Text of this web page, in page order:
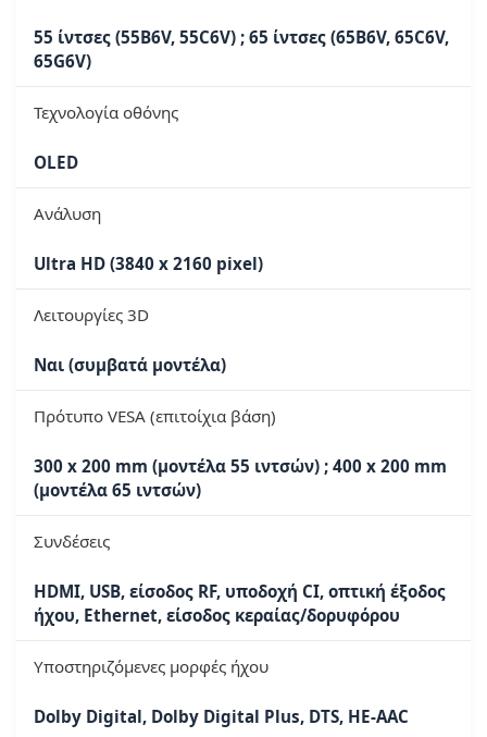
55 ίντσες (55B6V, 55C6V) ; 65 ίντσες (65B6V, 65C6V,
65G6V)
Τεχνολογία οθόνης
OLED
Ανάλυση
Ultra HD (3840 x 2160 pixel)
Λειτουργίες 3D
Ναι (συμβατά μοντέλα)
Πρότυπο VESA (επιτοίχια βάση)
300 x 200 mm (μοντέλα 55 ιντσών) ; 400 x 200 mm
(μοντέλα 65 ιντσών)
Συνδέσεις
HDMI, USB, είσοδος RF, υποδοχή CI, οπτική έξοδος
ήχου, Ethernet, είσοδος κεραίας/δορυφόρου
Υποστηριζόμενες μορφές ήχου
Dolby Digital, Dolby Digital Plus, DTS, HE-AAC